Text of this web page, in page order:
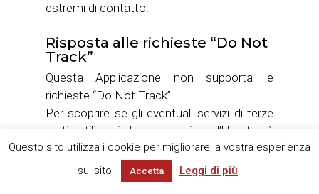
estremi di contatto.
Risposta alle richieste “Do Not
Track”
Questa Applicazione non supporta le
richieste “Do Not Track”.
Per scoprire se gli eventuali servizi di terze
parti utilizzati le supportino, l’Utente è
invitato a consultare le rispettive privacy
Questo sito utilizza i cookie per migliorare la vostra esperienza
sul sito.
Accetta Leggi di più